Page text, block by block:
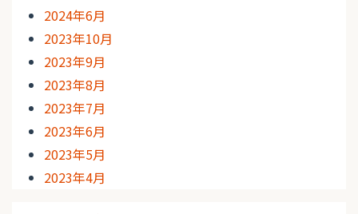
2024年6月
2023年10月
2023年9月
2023年8月
2023年7月
2023年6月
2023年5月
2023年4月